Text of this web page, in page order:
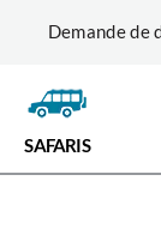
Demande de
SAFARIS